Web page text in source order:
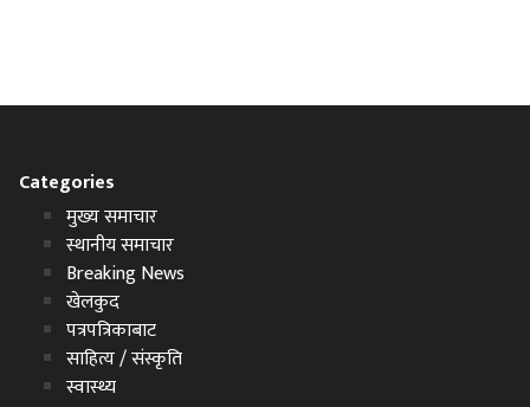
Categories
मुख्य समाचार
स्थानीय समाचार
Breaking News
खेलकुद
पत्रपत्रिकाबाट
साहित्य / संस्कृति
स्वास्थ्य